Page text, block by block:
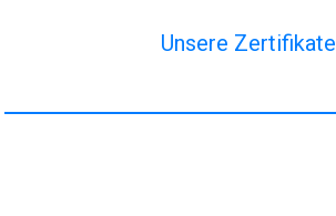
Unsere Zertifikate